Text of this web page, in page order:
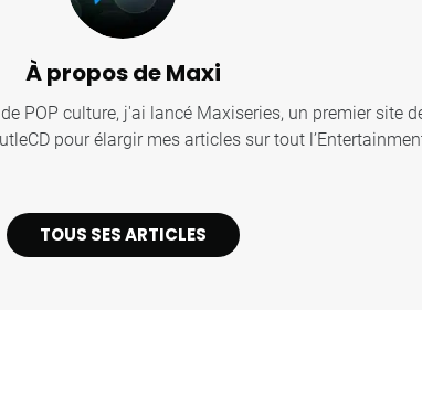
À propos de Maxi
POP culture, j'ai lancé Maxiseries, un premier site
pour élargir mes articles sur tout
TOUS SES ARTICLES